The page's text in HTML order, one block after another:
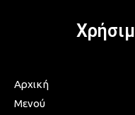
Αρχική
Μενού